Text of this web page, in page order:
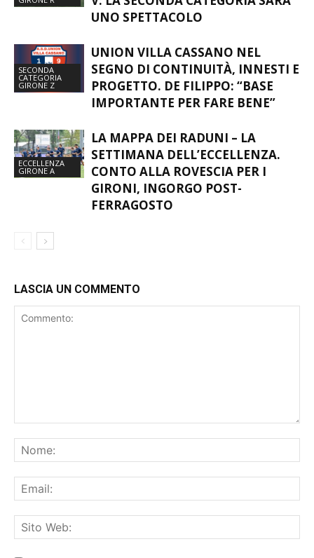
SECONDA
CATEGORIA
GIRONE Z
UNION VILLA CASSANO NEL
PROGETTO. DE FILIPPO: “BASE
IMPORTANTE PER FARE BENE”
ECCELLENZA
GIRONE A
LA MAPPA DEI RADUNI – LA
CONTO ALLA ROVESCIA PER I
GIRONI, INGORGO POST-
FERRAGOSTO
Salva il mio nome, email e sito web in questo browser per